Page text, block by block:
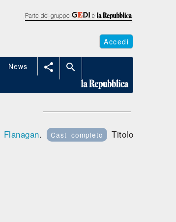
Accedi
News  
. Cast completo Titolo